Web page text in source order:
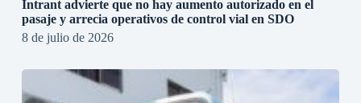
Intrant advierte que no hay aumento autorizado en el
pasaje y arrecia operativos de control vial en SDO
8 de julio de 2026